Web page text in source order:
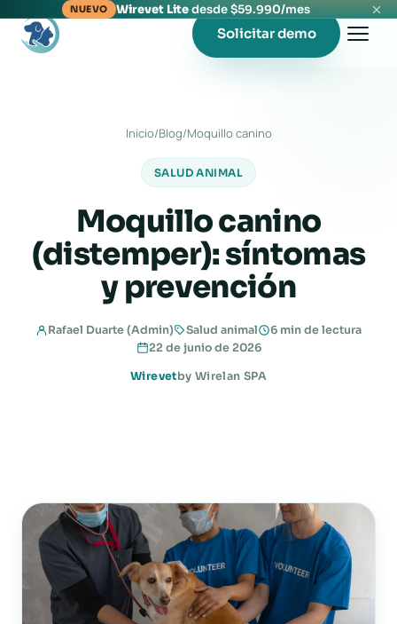
NUEVO Wirevet Litedesde $59.990/mes
Solicitar demo
Inicio/Blog/Moquillo canino
SALUD ANIMAL
Moquillo canino
(distemper): síntomas
y prevención
Rafael Duarte (Admin) Salud animal
6 min de lectura
22 de junio de 2026
Wirevetby Wirelan SPA